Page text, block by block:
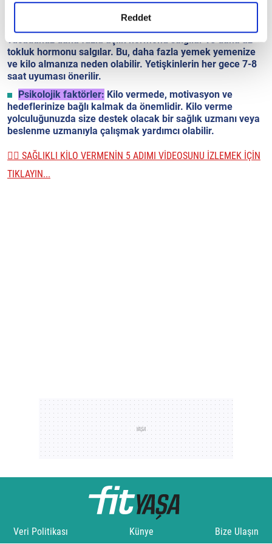
gerçekleştirilen veri işleme faaliyetleri ile ilgili daha
detaylı bilgi almak için lütfentıklayınız.
Reddet
Yeterince uyumak, kilo vermede ve kilo vermenizi
vücudunuz daha fazla açlık hormonu salgılar ve daha az
tokluk hormonu salgılar. Bu, daha fazla yemek yemenize
ve kilo almanıza neden olabilir. Yetişkinlerin her gece 7-8
saat uyuması önerilir.
Psikolojik faktörler: Kilo vermede, motivasyon ve
hedeflerinize bağlı kalmak da önemlidir. Kilo verme
yolculuğunuzda size destek olacak bir sağlık uzmanı veya
beslenme uzmanıyla çalışmak yardımcı olabilir.
👉🏼 SAĞLIKLI KİLO VERMENİN 5 ADIMI VİDEOSUNU İZLEMEK İÇİN
TIKLAYIN...
Veri Politikası Künye Bize Ulaşın